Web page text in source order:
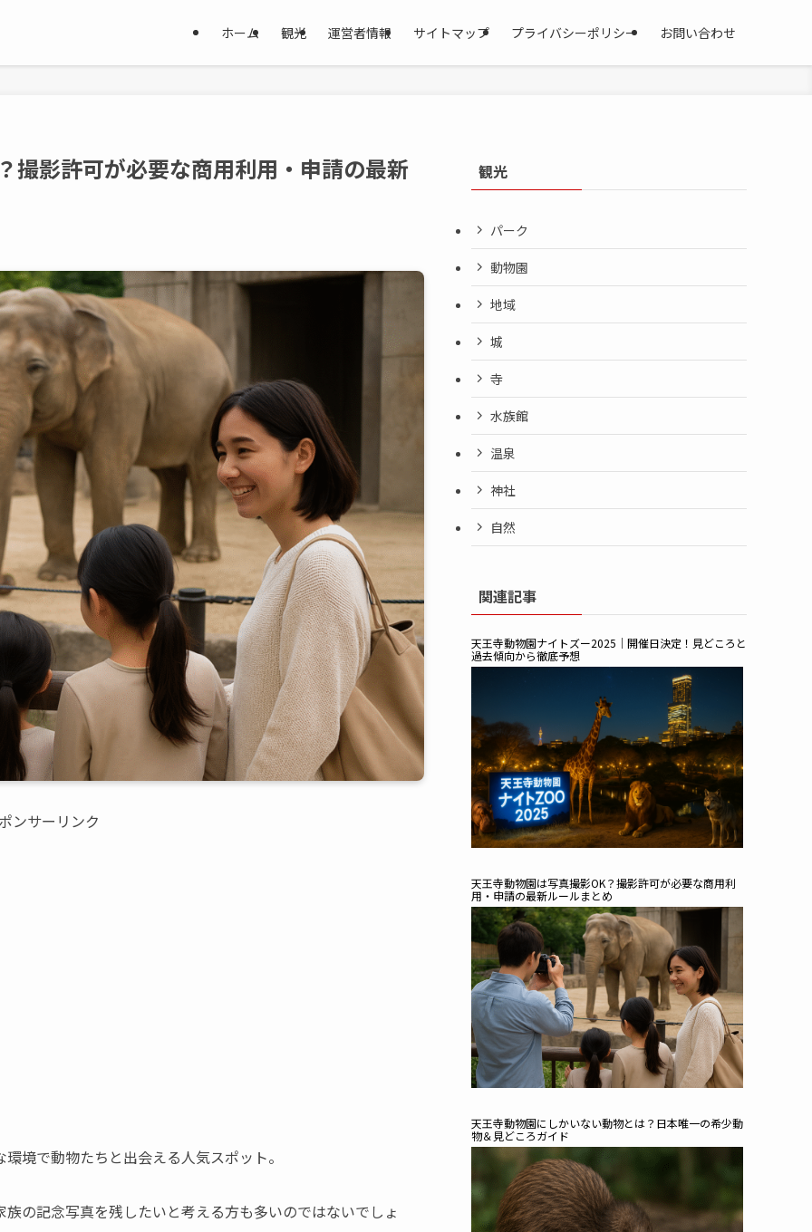
ホーム 観光 運営者情報 サイトマップ プライバシーポリシー お問い合わせ
撮影許可が必要な商用利用・申請の最新
ンサーリンク
境で動物たちと出会える人気スポット。
の記念写真を残したいと考える方も多いのではないでしょ
観光
パーク
動物園
地域
城
寺
水族館
温泉
神社
自然
関連記事
天王寺動物園ナイトズー2025｜開催日決定！見どころと
過去傾向から徹底予想
天王寺動物園は写真撮影OK？撮影許可が必要な商用利
用・申請の最新ルールまとめ
天王寺動物園にしかいない動物とは？日本唯一の希少動
物＆見どころガイド